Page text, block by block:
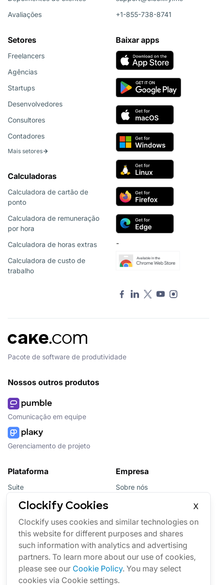
Clockify Cookies
X
Clockify uses cookies and similar technologies on
this website for different purposes and shares
such information with analytics and advertising
partners. To learn more about our use of cookies,
please see our Cookie Policy. You may select
cookies via Cookie settings.
Avaliações
Setores
Freelancers
Agências
Startups
Desenvolvedores
Consultores
Contadores
Mais setores
Calculadoras
Calculadora de cartão de
ponto
Calculadora de remuneração
por hora
Calculadora de horas extras
Calculadora de custo de
trabalho
+1-855-738-8741
Baixar apps
¯
Pacote de software de produtividade
Nossos outros produtos
Comunicação em equipe
Gerenciamento de projeto
Plataforma
Suite
Pacote
Updates
Marketplace
Empresa
Sobre nós
Marca